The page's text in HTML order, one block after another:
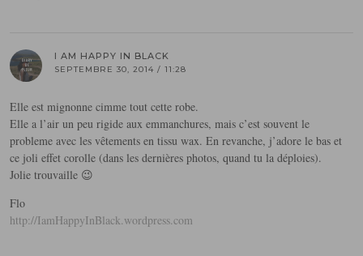
I AM HAPPY IN BLACK
SEPTEMBRE 30, 2014 / 11:28
Elle est mignonne cimme tout cette robe.
Elle a l’air un peu rigide aux emmanchures, mais c’est souvent le
probleme avec les vêtements en tissu wax. En revanche, j’adore le bas et
ce joli effet corolle (dans les dernières photos, quand tu la déploies).
Jolie trouvaille 😉
Flo
http://IamHappyInBlack.wordpress.com